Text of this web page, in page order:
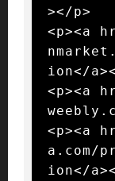
></p>
<p><a
ion</
<p><a
<p><a
a.com/
ion</